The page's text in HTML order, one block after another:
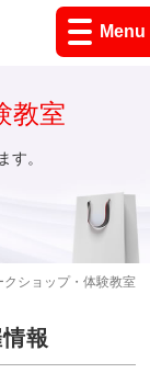
Menu
クショップ・体験教室
教室
す。
報